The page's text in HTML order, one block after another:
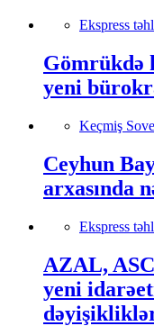
Ekspress
Gömrükdə
yeni
Keçmiş
Ceyhun
arxasında
Ekspress
AZAL,
yeni